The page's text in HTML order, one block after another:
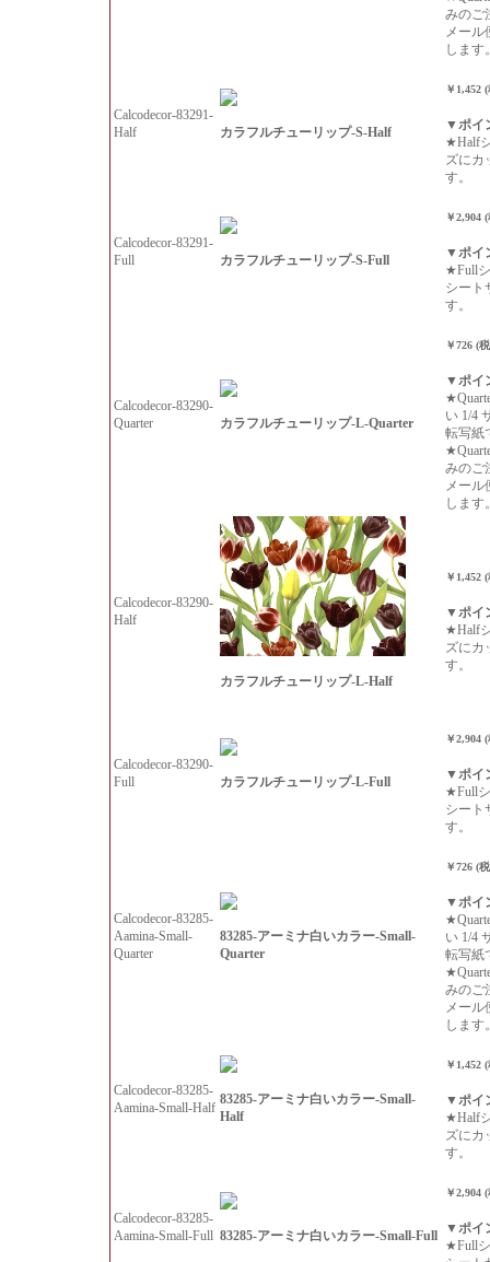
みのご
メール
します
Calcodecor-83291-
Half
カラフルチューリップ-S-Half
￥1,452
▼ポイ
★Half
ズにカ
す。
Calcodecor-83291-
Full
カラフルチューリップ-S-Full
￥2,904
▼ポイ
★Full
シート
す。
Calcodecor-83290-
Quarter
カラフルチューリップ-L-Quarter
￥726 (
▼ポイ
い 1/4
転写紙
みのご
メール
します
Calcodecor-83290-
Half
カラフルチューリップ-L-Half
￥1,452
▼ポイ
★Half
ズにカ
す。
Calcodecor-83290-
Full
カラフルチューリップ-L-Full
￥2,904
▼ポイ
★Full
シート
す。
Calcodecor-83285-
Aamina-Small-
Quarter
83285-アーミナ白いカラー-Small-
Quarter
￥726 (
▼ポイ
い 1/4
転写紙
みのご
メール
します
Calcodecor-83285-
Aamina-Small-Half
83285-アーミナ白いカラー-Small-
Half
￥1,452
▼ポイ
★Half
ズにカ
す。
Calcodecor-83285-
Aamina-Small-Full 83285-アーミナ白いカラー-Small-Full
￥2,904
▼ポイ
★Full